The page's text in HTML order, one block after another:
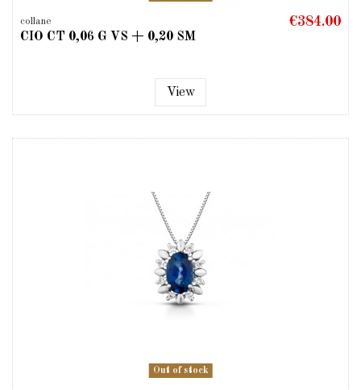
collane
CIO CT 0,06 G VS + 0,20 SM
€384.00
View
Out of stock